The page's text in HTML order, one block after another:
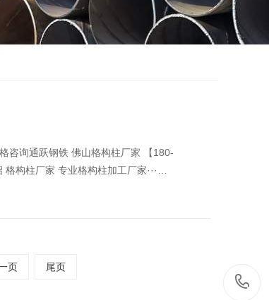
咨询通跃钢铁 佛山格构柱厂家 【180-
构柱厂家 专业格构柱加工厂家···…
页 尾页